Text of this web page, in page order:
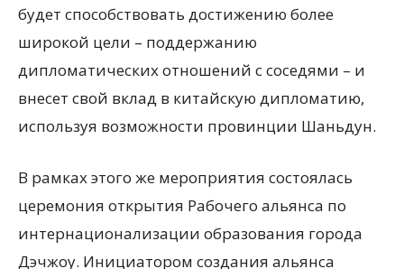
будет способствовать достижению более
широкой цели – поддержанию
дипломатических отношений с соседями – и
внесет свой вклад в китайскую дипломатию,
используя возможности провинции Шаньдун.
В рамках этого же мероприятия состоялась
церемония открытия Рабочего альянса по
интернационализации образования города
Дэчжоу. Инициатором создания альянса